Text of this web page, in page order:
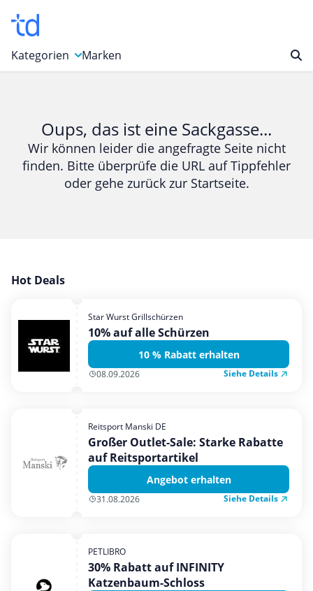
Kategorien
Bücher & Magazine
Computer & Elektronik
Entertainment & Media
Garten, Haushalt & Tiere
Mobilfunk & Internet
Mode & Accessoires
Shopping
Urlaub & Reise
Marken
Oups, das ist eine Sackgasse...
Wir können leider die angefragte Seite nicht
finden. Bitte überprüfe die URL auf Tippfehler
oder gehe zurück zur Startseite.
Hot Deals
Star Wurst Grillschürzen
10% auf alle Schürzen
10 % Rabatt erhalten
08.09.2026 Siehe Details
Reitsport Manski DE
Großer Outlet-Sale: Starke Rabatte
auf Reitsportartikel
Angebot erhalten
31.08.2026 Siehe Details
PETLIBRO
30% Rabatt auf INFINITY
Katzenbaum-Schloss